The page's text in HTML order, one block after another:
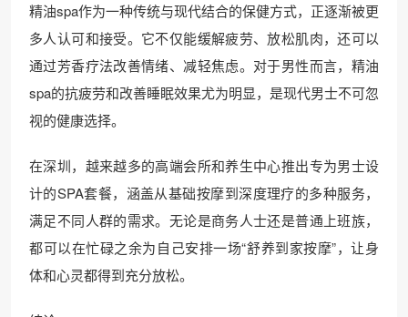
精油spa作为一种传统与现代结合的保健方式，正逐渐被更
多人认可和接受。它不仅能缓解疲劳、放松肌肉，还可以
通过芳香疗法改善情绪、减轻焦虑。对于男性而言，精油
spa的抗疲劳和改善睡眠效果尤为明显，是现代男士不可忽
视的健康选择。
在深圳，越来越多的高端会所和养生中心推出专为男士设
计的SPA套餐，涵盖从基础按摩到深度理疗的多种服务，
满足不同人群的需求。无论是商务人士还是普通上班族，
都可以在忙碌之余为自己安排一场“舒养到家按摩”，让身
体和心灵都得到充分放松。